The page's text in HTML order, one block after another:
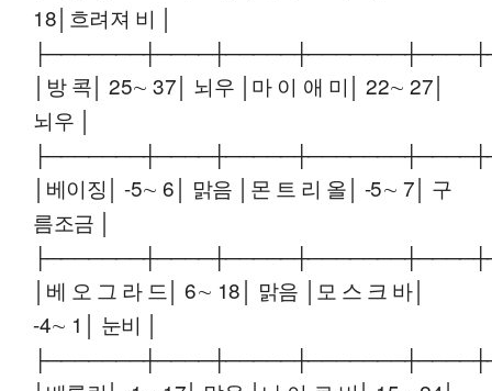
18│흐려져 비 │
│방 콕│ 25∼ 37│ 뇌우 │마 이 애 미│ 22∼ 27│
뇌우 │
│베이징│ -5∼ 6│ 맑음 │몬 트 리 올│ -5∼ 7│ 구
름조금 │
│베 오 그 라 드│ 6∼ 18│ 맑음 │모 스 크 바│
-4∼ 1│ 눈비 │